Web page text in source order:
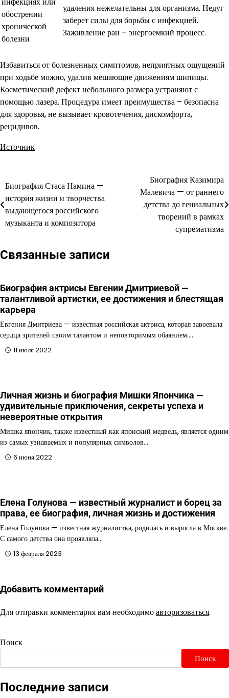
обострении
хронической
болезни
удаления нежелательны для организма. Недуг
заберет силы для борьбы с инфекцией.
Заживление ран – энергоемкий процесс.
Избавиться от болезненных симптомов, неприятных ощущений
при ходьбе можно, удалив мешающие движениям шипицы.
Косметический дефект небольшого размера устраняют с
помощью лазера. Процедура имеет преимущества – безопасна
для здоровья, не вызывает кровотечения, дискомфорта,
рецидивов.
Источник
Навигация
по
записям
Биография Стаса Намина —
история жизни и творчества
выдающегося российского
музыканта и композитора
Биография Казимира
Малевича — от раннего
детства до гениальных
творений в рамках
супрематизма
Связанные записи
Биография актрисы Евгении Дмитриевой —
талантливой артистки, ее достижения и блестящая
карьера
Евгения Дмитриева — известная российская актриса, которая завоевала
сердца зрителей своим талантом и неповторимым обаянием.…
11 июля 2022
Личная жизнь и биография Мишки Япончика —
удивительные приключения, секреты успеха и
невероятные открытия
Мишка япончик, также известный как японский медведь, является одним
из самых узнаваемых и популярных символов…
6 июня 2022
Елена Голунова — известный журналист и борец за
права, ее биография, личная жизнь и достижения
Елена Голунова — известная журналистка, родилась и выросла в Москве.
С самого детства она проявляла…
13 февраля 2023
Добавить комментарий
Для отправки комментария вам необходимоавторизоваться.
Поиск
Поиск
Последние записи